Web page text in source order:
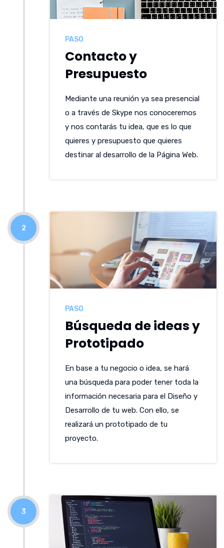
PASO
Contacto y
Presupuesto
Mediante una reunión ya sea presencial
o a través de Skype nos conoceremos
y nos contarás tu idea, que es lo que
quieres y presupuesto que quieres
destinar al desarrollo de la Página Web.
2
PASO
Búsqueda de ideas y
Prototipado
En base a tu negocio o idea, se hará
una búsqueda para poder tener toda la
información necesaria para el Diseño y
Desarrollo de tu web. Con ello, se
realizará un prototipado de tu
proyecto.
3